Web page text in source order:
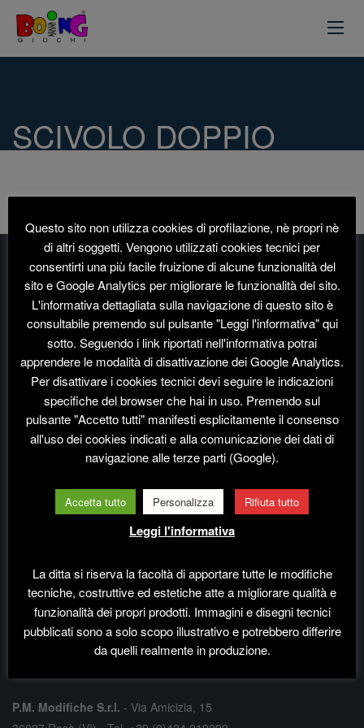
SCIVOLO DOPPIO
Boing Giochi è un marchio diP.M. Modifiche S.r.l.
LINK UTILI
Chi siamo Boing Giochi
Dichiarazione Accessibilità
CONTATTI
P.M. Modifiche S.r.l. - Via Amicizia, 15
Questo sito non utilizza cookies di profilazione, nè propri nè
di altri soggetti. Vengono utilizzati cookies tecnici per
consentirti una più facile fruizione di alcune funzionalità del
sito e Google Analytics per migliorare le funzionalità del sito.
L'informativa dettagliata sulla navigazione di questo sito è
consultabile premendo sul pulsante "Leggi l'informativa" qui
sotto. Seguendo i link riportati nell'informativa potrai
apprendere le modalità di disattivazione dei Google Analytics.
Per disattivare i cookies tecnici devi seguire le indicazioni
specifiche del browser che hai in uso. Premendo sul
pulsante "Accetto tutti" manifesti esplicitamente il consenso
all'uso dei cookies indicati e alla comunicazione dei dati di
navigazione alle terze parti (Google).
Accetta tutto Personalizza Rifiuta tutto
Leggi l'informativa
La ditta si riserva la facoltà di apportare tutte le modifiche
tecniche, costruttive ed estetiche atte a migliorare qualità e
funzionalità dei propri prodotti. Immagini e disegni tecnici
pubblicati sono a solo scopo illustrativo e potrebbero differire
da quelli realmente in produzione.